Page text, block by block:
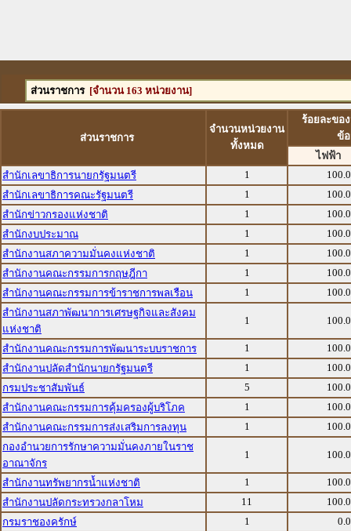
ส่วนราชการ [จำนวน 163 หน่วยงาน]
ส่วนราชการ
จำนวนหน่วยงาน
ทั้งหมด
ร้อยละขอ
ข้
ไฟฟ้า
สำนักเลขาธิการนายกรัฐมนตรี
1
สำนักเลขาธิการคณะรัฐมนตรี
1
สำนักข่าวกรองแห่งชาติ
1
สำนักงบประมาณ
1
สำนักงานสภาความมั่นคงแห่งชาติ
1
สำนักงานคณะกรรมการกฤษฎีกา
1
สำนักงานคณะกรรมการข้าราชการพลเรือน
1
สำนักงานสภาพัฒนาการเศรษฐกิจและสังคม
แห่งชาติ
1
สำนักงานคณะกรรมการพัฒนาระบบราชการ 1
สำนักงานปลัดสำนักนายกรัฐมนตรี
1
กรมประชาสัมพันธ์
5
สำนักงานคณะกรรมการคุ้มครองผู้บริโภค
1
สำนักงานคณะกรรมการส่งเสริมการลงทุน
1
กองอำนวยการรักษาความมั่นคงภายในราช
อาณาจักร
1
สำนักงานทรัพยากรน้ำแห่งชาติ 1
สำนักงานปลัดกระทรวงกลาโหม
11
กรมราชองครักษ์
1